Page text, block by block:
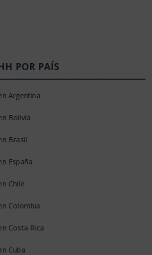
POR PAÍS
Argentina
Bolivia
Brasil
España
Chile
Colombia
Costa Rica
Cuba